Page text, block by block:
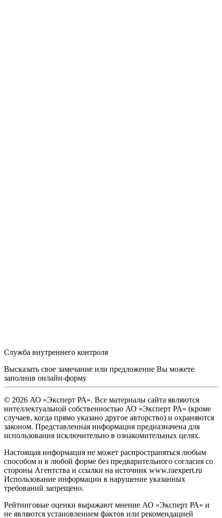
Служба внутреннего контроля
Высказать свое замечание или предложение Вы можете
заполнив онлайн-форму
© 2026 АО «Эксперт РА». Все материалы сайта являются
интеллектуальной собственностью АО «Эксперт РА» (кроме
случаев, когда прямо указано другое авторство) и охраняются
законом. Представленная информация предназначена для
использования исключительно в ознакомительных целях.
Настоящая информация не может распространяться любым
способом и в любой форме без предварительного согласия со
стороны Агентства и ссылки на источник www.raexpert.ru
Использование информации в нарушение указанных
требований запрещено.
Рейтинговые оценки выражают мнение АО «Эксперт РА» и
не являются установлением фактов или рекомендацией